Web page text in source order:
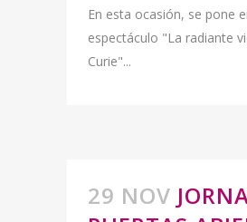
En esta ocasión, se pone
espectáculo "La radiante
Curie"...
29 NOV